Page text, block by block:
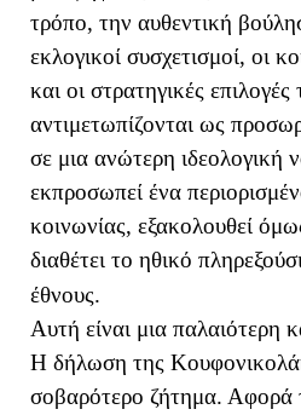
τρόπο, την αυθεντική
εκλογικοί συσχετισμοί, οι
και οι στρατηγικές
αντιμετωπίζονται ως
σε μια ανώτερη ιδεολογική
εκπροσωπεί ένα
κοινωνίας, εξακολουθεί
διαθέτει το ηθικό
έθνους.
Αυτή είναι μια παλαιότερη
Η δήλωση της
σοβαρότερο ζήτημα. Αφορά